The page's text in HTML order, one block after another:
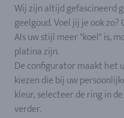
Wij zijn altijd gefascineerd
geelgoud. Voel jij je ook
Als uw stijl meer "koel" is,
platina zijn.
De configurator maakt het
kiezen die bij uw
kleur, selecteer de ring in
verder.